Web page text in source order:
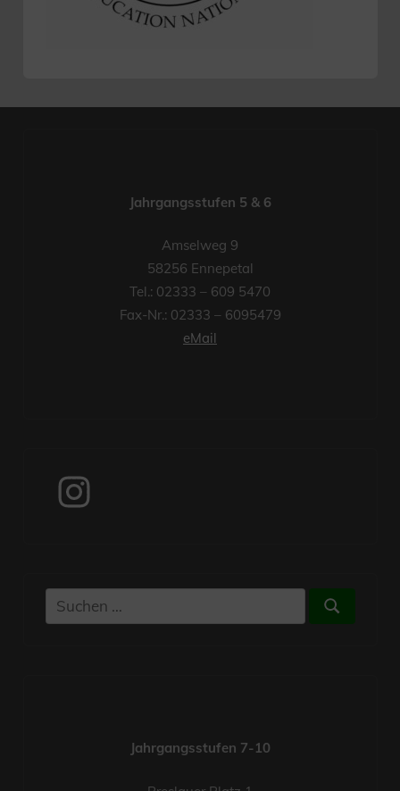
Jahrgangsstufen 5 & 6
Amselweg 9
58256 Ennepetal
Tel.: 02333 – 609 5470
Fax-Nr.: 02333 – 6095479
eMail
Instagram
Suchen
nach:
Suchen
Jahrgangsstufen 7-10